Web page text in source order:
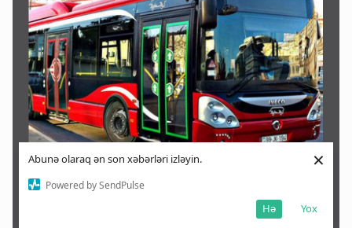
Abunə olaraq ən son xəbərləri izləyin.
Powered by SendPulse
Yox
Hə
×
Sərnişinlərin NƏZƏRİNƏ: 11 marşrut bu dayanacaqlarda
saxlamayacaq